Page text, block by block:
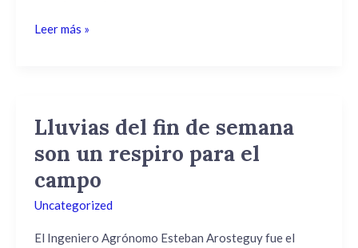
trabajador
Leer más »
Lluvias del fin de semana
son un respiro para el
campo
Uncategorized
El Ingeniero Agrónomo Esteban Arosteguy fue el
Lluvias
fin
de
semana
un